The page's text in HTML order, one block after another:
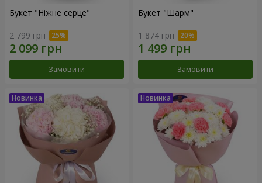
Букет "Ніжне серце"
2 799 грн
Замовити
Букет "Шарм"
1 874 грн
Замовити